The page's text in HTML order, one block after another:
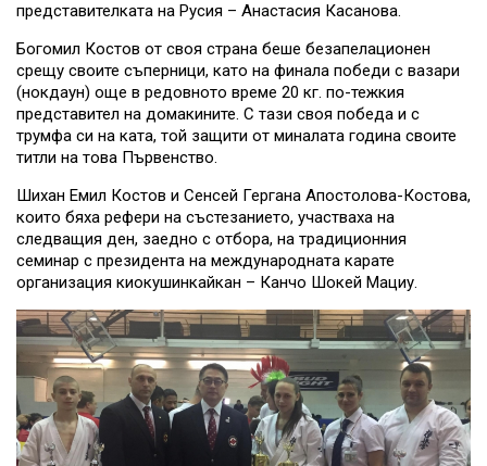
представителката на Русия – Анастасия Касанова.
Богомил Костов от своя страна беше безапелационен
срещу своите съперници, като на финала победи с вазари
(нокдаун) още в редовното време 20 кг. по-тежкия
представител на домакините. С тази своя победа и с
трумфа си на ката, той защити от миналата година своите
титли на това Първенство.
Шихан Емил Костов и Сенсей Гергана Апостолова-Костова,
които бяха рефери на състезанието, участваха на
следващия ден, заедно с отбора, на традиционния
семинар с президента на международната карате
организация киокушинкайкан – Канчо Шокей Мациу.